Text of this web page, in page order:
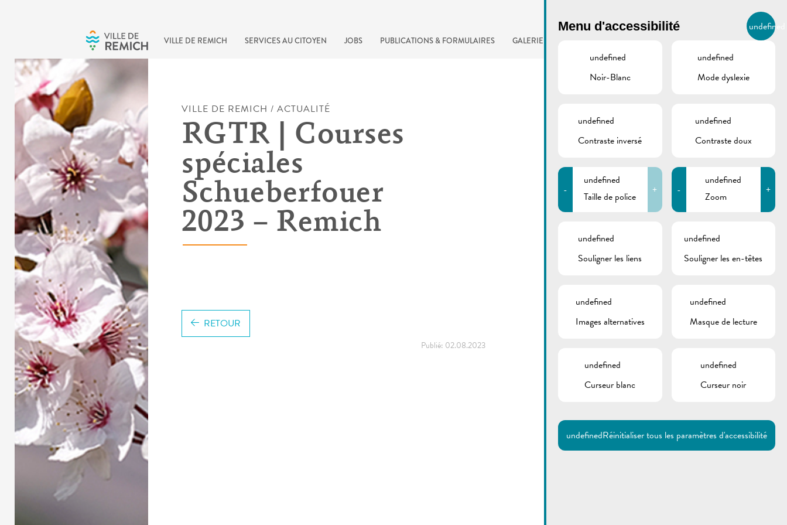
VILLE DE REMICH SERVICES AU CITOYEN JOBS PUBLICATIONS & FORMULAIRES GALERIE FR
BIERGER.REMICH.LU
Utilisez la recherche pour
Comme par exemple des contacts, des
informations ou de documents.
VILLE DE REMICH / ACTUALITÉ
RGTR | Courses
spéciales
Schueberfouer
2023 – Remich
Publié: 02.08.2023
RETOUR
Menu d'accessibilité undefined
undefined
Noir-Blanc
undefined
Mode dyslexie
undefined
Contraste inversé
undefined
Contraste doux
-
undefined
Taille de police
+ -
undefined
Zoom
+
undefined
Souligner les liens
undefined
Souligner les en-têtes
undefined
Images alternatives
undefined
Masque de lecture
undefined
Curseur blanc
undefined
Curseur noir
undefinedRéinitialiser tous les paramètres d'accessibilité